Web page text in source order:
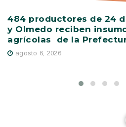
484 productores de 24
y Olmedo reciben
agrícolas de la
agosto 6, 2026